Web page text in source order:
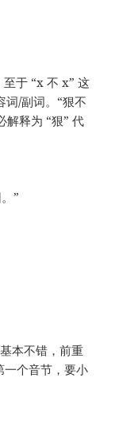
至于 “x 不 x” 这
词/副词。“狠不
解释为 “狠” 代
”
本不错，前重
一个音节，要小